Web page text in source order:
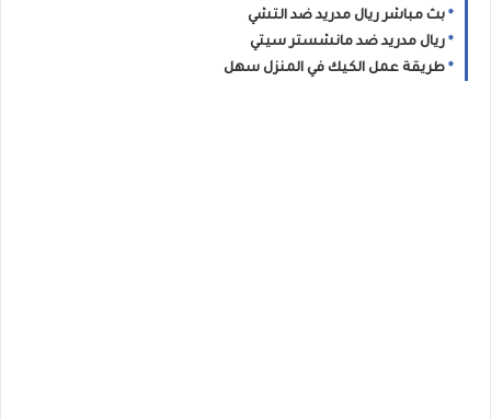
بث مباشر ريال مدريد ضد التشي
ريال مدريد ضد مانشستر سيتي
طريقة عمل الكيك في المنزل سهل